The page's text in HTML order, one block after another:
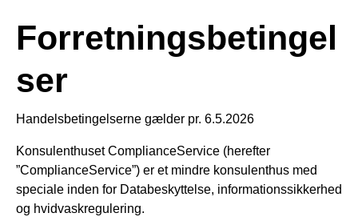
Forretningsbetingel
ser
Handelsbetingelserne gælder pr. 6.5.2026
Konsulenthuset ComplianceService (herefter
”ComplianceService”) er et mindre konsulenthus med
speciale inden for Databeskyttelse, informationssikkerhed
og hvidvaskregulering.